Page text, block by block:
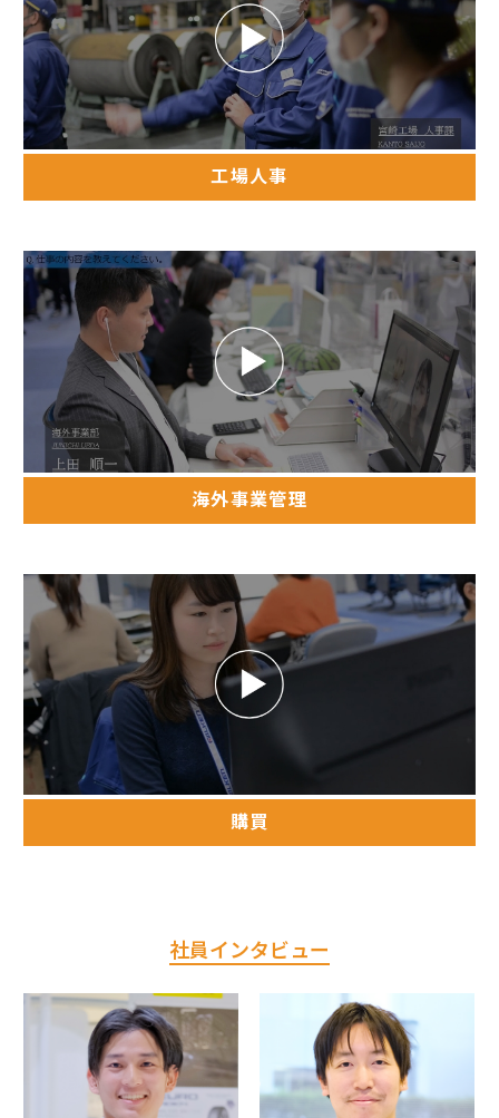
工場人事
海外事業管理
購買
社員インタビュー